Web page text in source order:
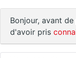
Bonjour, avant
d'avoir pris